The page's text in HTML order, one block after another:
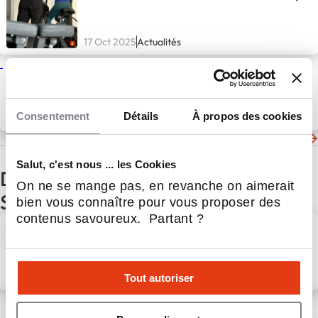
Consentement Détails À propos des cookies
Salut, c'est nous ... les Cookies
On ne se mange pas, en revanche on aimerait
bien vous connaître pour vous proposer des
contenus savoureux. Partant ?
Tout autoriser
17 Oct 2025Actualités
personnalisé : Surface Coach
s’implante à Strasbourg
17 Oct 2025Actualités
Les dernières actualités de Surface Coach
D'autres actualités du secteur
Sports et Loisirs
Comment une identité de
marque forte façonne
l’expérience en club avec
GIGAFIT
5 Août 2026Sports et Loisirs
Comment financer l'ouverture